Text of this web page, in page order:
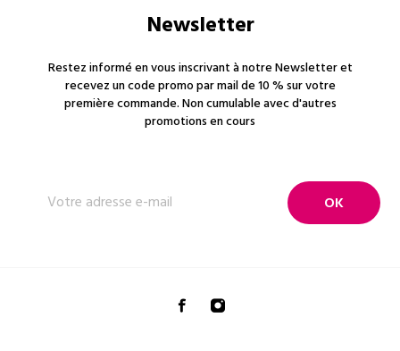
Newsletter
Restez informé en vous inscrivant à notre Newsletter et
recevez un code promo par mail de 10 % sur votre
première commande. Non cumulable avec d'autres
promotions en cours